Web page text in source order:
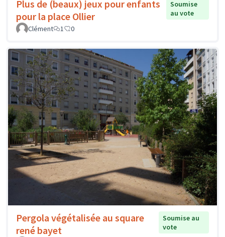
Plus de (beaux) jeux pour enfants
pour la place Ollier
Soumise
au vote
Clément
1 0
Pergola végétalisée au square
rené bayet
Soumise au
vote